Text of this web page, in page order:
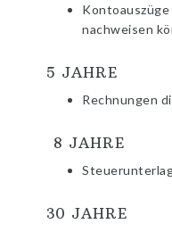
nachweisen
5 JAHRE
Rechnungen
8 JAHRE
30 JAHRE